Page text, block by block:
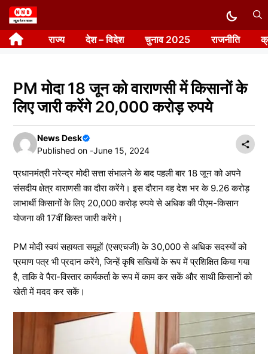
Skip
to
content राज्य देश – विदेश चुनाव 2025 राजनीति
PM मोदा 18 जून को वाराणसी में किसानों के
लिए जारी करेंगे 20,000 करोड़ रुपये
News Desk
Published on -June 15, 2024
प्रधानमंत्री नरेन्द्र मोदी सत्ता संभालने के बाद पहली बार 18 जून को अपने
संसदीय क्षेत्र वाराणसी का दौरा करेंगे। इस दौरान वह देश भर के 9.26 करोड़
लाभार्थी किसानों के लिए 20,000 करोड़ रुपये से अधिक की पीएम-किसान
योजना की 17वीं किस्त जारी करेंगे।
PM मोदी स्वयं सहायता समूहों (एसएचजी) के 30,000 से अधिक सदस्यों को
प्रमाण पत्र भी प्रदान करेंगे, जिन्हें कृषि सखियों के रूप में प्रशिक्षित किया गया
है, ताकि वे पैरा-विस्तार कार्यकर्ता के रूप में काम कर सकें और साथी किसानों को
खेती में मदद कर सकें।